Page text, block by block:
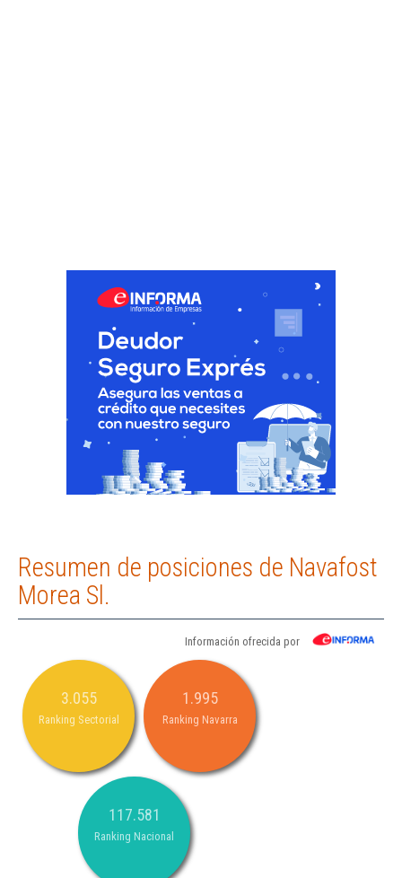
Resumen de posiciones de Navafost
Morea Sl.
Información ofrecida por
3.055
Ranking Sectorial
1.995
Ranking Navarra
117.581
Ranking Nacional